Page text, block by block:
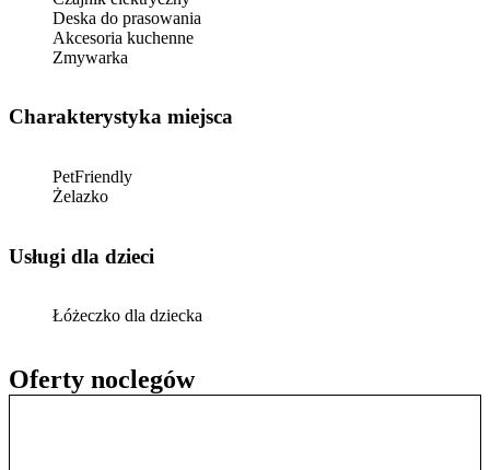
Oferty noclegów
Deska do prasowania
Akcesoria kuchenne
Zmywarka
Charakterystyka miejsca
PetFriendly
Żelazko
usługi dla dzieci
Łóżeczko dla dziecka